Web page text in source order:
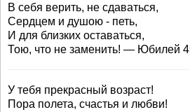
В себя верить, не сдаваться,
Сердцем и душою - петь,
И для близких оставаться,
Тою, что не заменить! — Юбилей
У тебя прекрасный возраст!
Пора полета, счастья и любви!